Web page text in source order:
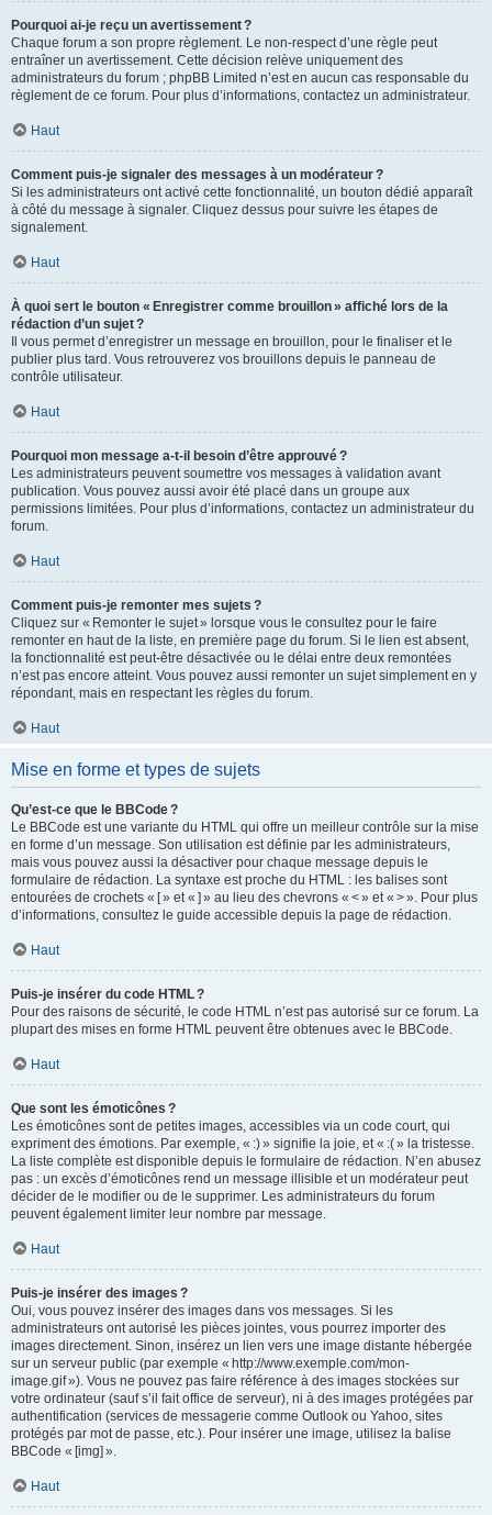
Pourquoi ai-je reçu un avertissement ?
Chaque forum a son propre règlement. Le non-respect d’une règle peut
entraîner un avertissement. Cette décision relève uniquement des
administrateurs du forum ; phpBB Limited n’est en aucun cas responsable du
règlement de ce forum. Pour plus d’informations, contactez un administrateur.
Haut
Comment puis-je signaler des messages à un modérateur ?
Si les administrateurs ont activé cette fonctionnalité, un bouton dédié apparaît
à côté du message à signaler. Cliquez dessus pour suivre les étapes de
signalement.
Haut
À quoi sert le bouton « Enregistrer comme brouillon » affiché lors de la
rédaction d’un sujet ?
Il vous permet d’enregistrer un message en brouillon, pour le finaliser et le
publier plus tard. Vous retrouverez vos brouillons depuis le panneau de
contrôle utilisateur.
Haut
Pourquoi mon message a-t-il besoin d’être approuvé ?
Les administrateurs peuvent soumettre vos messages à validation avant
publication. Vous pouvez aussi avoir été placé dans un groupe aux
permissions limitées. Pour plus d’informations, contactez un administrateur du
forum.
Haut
Comment puis-je remonter mes sujets ?
Cliquez sur « Remonter le sujet » lorsque vous le consultez pour le faire
remonter en haut de la liste, en première page du forum. Si le lien est absent,
la fonctionnalité est peut-être désactivée ou le délai entre deux remontées
n’est pas encore atteint. Vous pouvez aussi remonter un sujet simplement en y
répondant, mais en respectant les règles du forum.
Haut
Mise en forme et types de sujets
Qu’est-ce que le BBCode ?
Le BBCode est une variante du HTML qui offre un meilleur contrôle sur la mise
en forme d’un message. Son utilisation est définie par les administrateurs,
mais vous pouvez aussi la désactiver pour chaque message depuis le
formulaire de rédaction. La syntaxe est proche du HTML : les balises sont
entourées de crochets « [ » et « ] » au lieu des chevrons « < » et « > ». Pour plus
d’informations, consultez le guide accessible depuis la page de rédaction.
Haut
Puis-je insérer du code HTML ?
Pour des raisons de sécurité, le code HTML n’est pas autorisé sur ce forum. La
plupart des mises en forme HTML peuvent être obtenues avec le BBCode.
Haut
Que sont les émoticônes ?
Les émoticônes sont de petites images, accessibles via un code court, qui
expriment des émotions. Par exemple, « :) » signifie la joie, et « :( » la tristesse.
La liste complète est disponible depuis le formulaire de rédaction. N’en abusez
pas : un excès d’émoticônes rend un message illisible et un modérateur peut
décider de le modifier ou de le supprimer. Les administrateurs du forum
peuvent également limiter leur nombre par message.
Haut
Puis-je insérer des images ?
Oui, vous pouvez insérer des images dans vos messages. Si les
administrateurs ont autorisé les pièces jointes, vous pourrez importer des
images directement. Sinon, insérez un lien vers une image distante hébergée
sur un serveur public (par exemple « http://www.exemple.com/mon-
image.gif »). Vous ne pouvez pas faire référence à des images stockées sur
votre ordinateur (sauf s’il fait office de serveur), ni à des images protégées par
authentification (services de messagerie comme Outlook ou Yahoo, sites
protégés par mot de passe, etc.). Pour insérer une image, utilisez la balise
BBCode « [img] ».
Haut